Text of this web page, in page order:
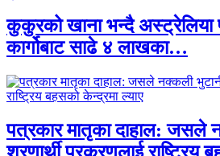
कुकुरको खाना भन्दै अस्ट्रेलिया
कार्गोबाट साढे ४ लाखका…
पत्रकार मातृका दाहाल: जसले